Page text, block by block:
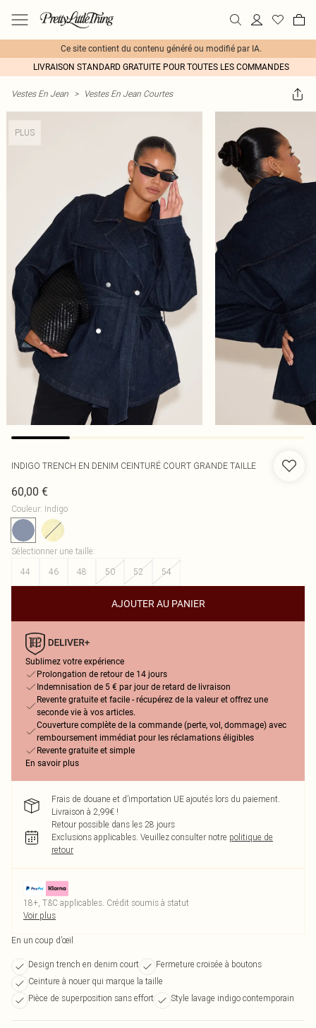
Ce site contient du contenu généré ou modifié par IA.
LIVRAISON STANDARD GRATUITE POUR TOUTES LES COMMANDES
Vestes En Jean > Vestes En Jean Courtes
PLUS
INDIGO TRENCH EN DENIM CEINTURÉ COURT GRANDE TAILLE
60,00 €
Couleur: Indigo
Sélectionner une taille:
44
46 48 50 52 54
AJOUTER AU PANIER
Sublimez votre expérience
Prolongation de retour de 14 jours
Indemnisation de 5 € par jour de retard de livraison
Revente gratuite et facile - récupérez de la valeur et offrez une
seconde vie à vos articles.
Couverture complète de la commande (perte, vol, dommage) avec
remboursement immédiat pour les réclamations éligibles
Revente gratuite et simple
En savoir plus
Frais de douane et d’importation UE ajoutés lors du paiement.
Livraison à 2,99€ !
Retour possible dans les 28 jours
Exclusions applicables. Veuillez consulter notre politique de
retour
18+, T&C applicables. Crédit soumis à statut
Voir plus
En un coup d’œil
Design trench en denim court
Fermeture croisée à boutons
Ceinture à nouer qui marque la taille
Pièce de superposition sans effort
Style lavage indigo contemporain